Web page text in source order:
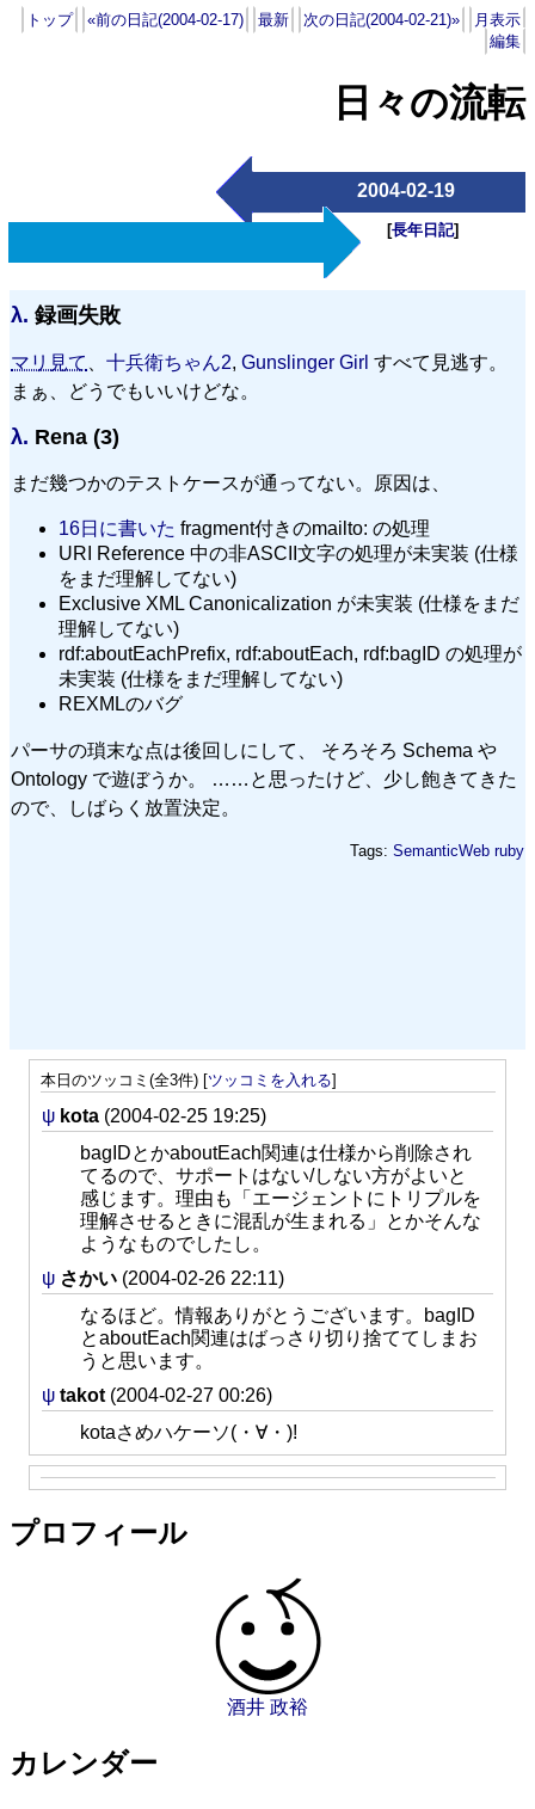
トップ «前の日記(2004-02-17) 最新 次の日記(2004-02-21)»
月表示
編集
日々の流転
2004-02-19
[長年日記]
λ. 録画失敗
マリ見て 十兵衛ちゃん2, Gunslinger Girl すべて見逃す。
まぁ、どうでもいいけどな。
λ. Rena (3)
まだ幾つかのテストケースが通ってない。原因は、
16日に書いた fragment付きのmailto: の処理
URI Reference 中の非ASCII文字の処理が未実装 (仕様
をまだ理解してない)
Exclusive XML Canonicalization が未実装 (仕様をまだ
理解してない)
rdf:aboutEachPrefix, rdf:aboutEach, rdf:bagID の処理が
未実装 (仕様をまだ理解してない)
REXMLのバグ
パーサの瑣末な点は後回しにして、 そろそろ Schema や
Ontology で遊ぼうか。 ……と思ったけど、少し飽きてきた
ので、しばらく放置決定。
Tags: SemanticWeb ruby
本日のツッコミ(全3件) [ツッコミを入れる]
ψ kota (2004-02-25 19:25)
bagIDとかaboutEach関連は仕様から削除され
てるので、サポートはない/しない方がよいと
感じます。理由も「エージェントにトリプルを
理解させるときに混乱が生まれる」とかそんな
ようなものでしたし。
ψ さかい (2004-02-26 22:11)
なるほど。情報ありがとうございます。bagID
とaboutEach関連はばっさり切り捨ててしまお
うと思います。
ψ takot (2004-02-27 00:26)
kotaさめハケーソ(・∀・)!
プロフィール
酒井 政裕
カレンダー